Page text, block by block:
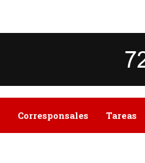
Corresponsales Tareas